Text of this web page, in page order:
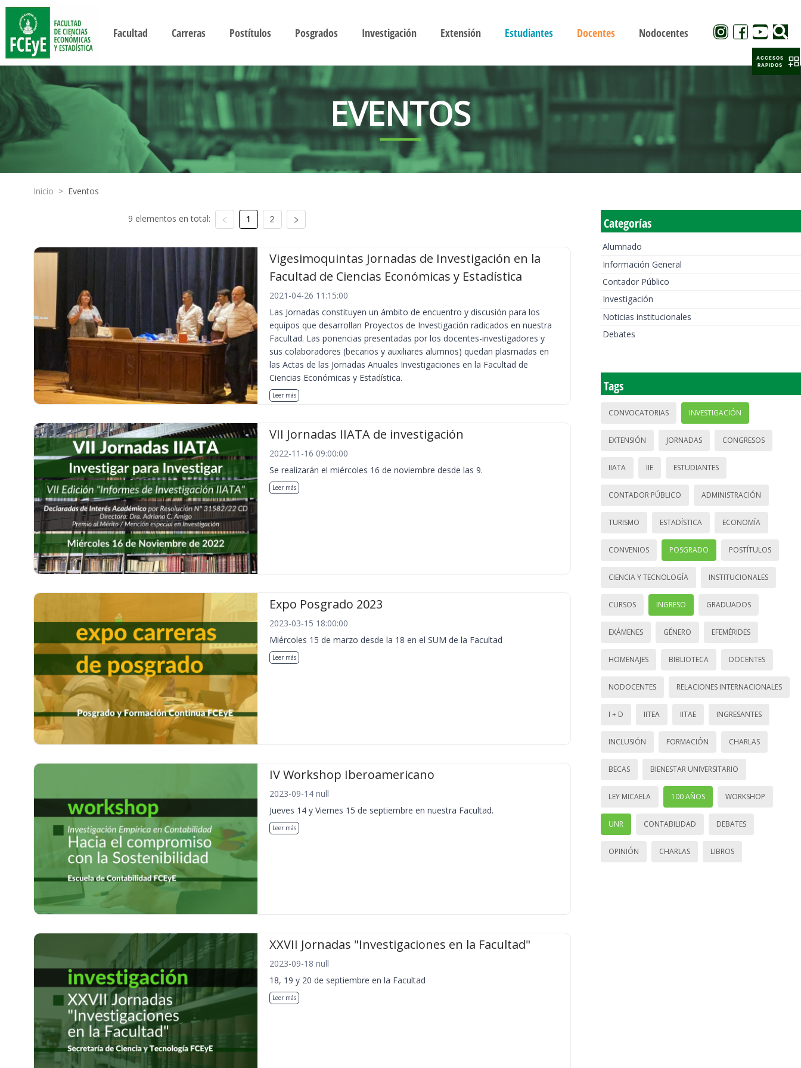
Facultad Carreras Postítulos Posgrados Investigación Extensión Estudiantes Docentes Nodocentes
EVENTOS
Inicio > Eventos
9 elementos en total: 1 2
Vigesimoquintas Jornadas de Investigación en la
Facultad de Ciencias Económicas y Estadística
2021-04-26 11:15:00
Las Jornadas constituyen un ámbito de encuentro y discusión para los
equipos que desarrollan Proyectos de Investigación radicados en nuestra
Facultad. Las ponencias presentadas por los docentes-investigadores y
sus colaboradores (becarios y auxiliares alumnos) quedan plasmadas en
las Actas de las Jornadas Anuales Investigaciones en la Facultad de
Ciencias Económicas y Estadística.
Leer más
VII Jornadas IIATA de investigación
2022-11-16 09:00:00
Se realizarán el miércoles 16 de noviembre desde las 9.
Leer más
Expo Posgrado 2023
2023-03-15 18:00:00
Miércoles 15 de marzo desde la 18 en el SUM de la Facultad
Leer más
IV Workshop Iberoamericano
2023-09-14 null
Jueves 14 y Viernes 15 de septiembre en nuestra Facultad.
Leer más
XXVII Jornadas "Investigaciones en la Facultad"
2023-09-18 null
18, 19 y 20 de septiembre en la Facultad
Leer más
Categorías
Alumnado
Información General
Contador Público
Investigación
Noticias institucionales
Debates
Tags
CONVOCATORIAS INVESTIGACIÓN
EXTENSIÓN JORNADAS CONGRESOS
IIATA IIE ESTUDIANTES
CONTADOR PÚBLICO ADMINISTRACIÓN
TURISMO ESTADÍSTICA ECONOMÍA
CONVENIOS POSGRADO POSTÍTULOS
CIENCIA Y TECNOLOGÍA INSTITUCIONALES
CURSOS INGRESO GRADUADOS
EXÁMENES GÉNERO EFEMÉRIDES
HOMENAJES BIBLIOTECA DOCENTES
NODOCENTES RELACIONES INTERNACIONALES
I + D IITEA IITAE INGRESANTES
INCLUSIÓN FORMACIÓN CHARLAS
BECAS BIENESTAR UNIVERSITARIO
LEY MICAELA 100 AÑOS WORKSHOP
UNR CONTABILIDAD DEBATES
OPINIÓN CHARLAS LIBROS
ACCESOS
RAPIDOS